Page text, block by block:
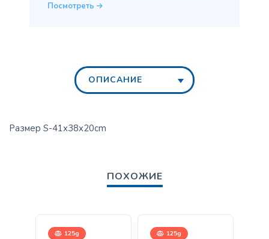
Посмотреть
ОПИСАНИЕ
Размер S-41x38x20cm
ПОХОЖИЕ
125g 125g